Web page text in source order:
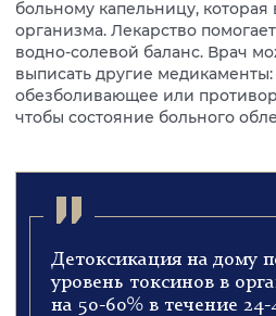
больному капельницу,
организма. Лекарство
водно-солевой баланс. Врач
выписать другие
обезболивающее или
чтобы состояние больного
Детоксикация на дому
уровень токсинов в
на 50-60% в течение 24-